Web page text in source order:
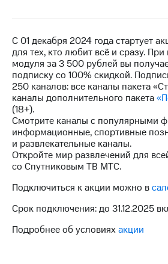
Семейная
группа
Заказать
SIM-
Оформить
eSIM
SIM-
для
Оформить
чистый
RED,
РИИЛ
и МТС
Супер
дешевле
при
с карты
МТС
Деньги
Выберите
ТВ
с выгодным
тарифом
С 01 декабря 2024 года стартует
для тех, кто любит всё и сразу.
модуля за 3 500 рублей вы
подписку со 100% скидкой.
250 каналов: все каналы пакета
каналы дополнительного пакета
(18+).
Смотрите каналы с популярными
информационные, спортивные
и развлекательные каналы.
Откройте мир развлечений для
со Спутниковым ТВ МТС.
Подключиться к акции можно в
Срок подключения: до 31.12.2025
Подробнее об условияхакции